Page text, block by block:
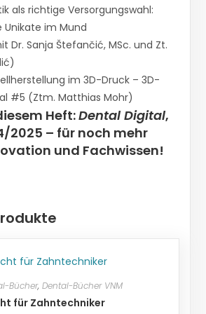
als richtige Versorgungswahl:
Unikate im Mund
Dr. Sanja Štefančić, MSc. und Zt.
im 3D-Druck – 3D-
#5 (Ztm. Matthias Mohr)
Heft:Dental Digital,
2025 – für noch mehr
und Fachwissen!
Bücher, Dental-Bücher VNM
für Zahntechniker